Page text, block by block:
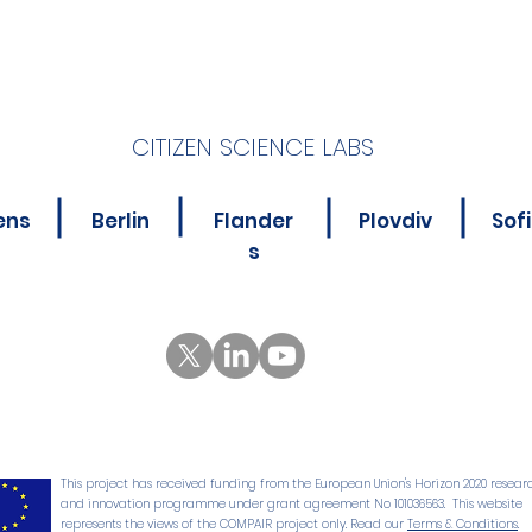
CITIZEN SCIENCE LABS
Berlin
Flander
s
Plovdiv
This project has received funding from the European Union's Horizon 2020
and innovation programme under grant agreement No 101036563. This website
represents the views of the COMPAIR project only. Read our Terms & Conditions.